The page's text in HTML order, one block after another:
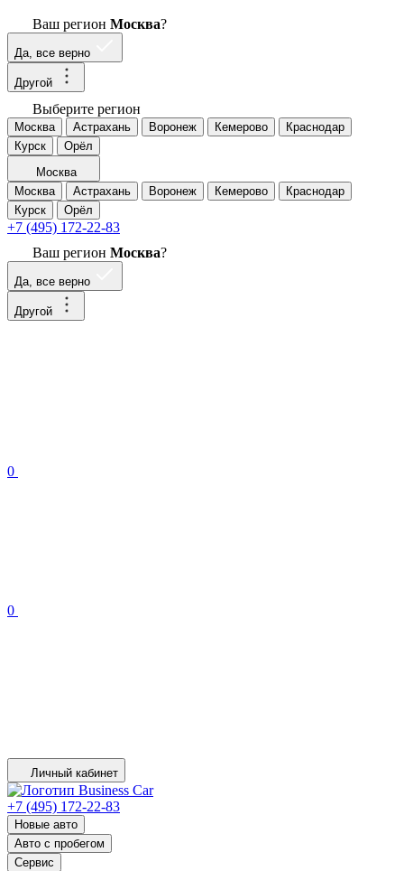
Ваш регион Москва?
Да, все верно
Другой
Выберите регион
Москва Астрахань Воронеж Кемерово
Краснодар
Курск
Орёл
Москва
Москва
Астрахань Воронеж Кемерово
Краснодар
Курск
Орёл
+7 (495) 172-22-83
Ваш регион Москва?
Да, все верно
Другой
0
0
Личный кабинет
+7 (495) 172-22-83
Новые авто
Авто с пробегом
Сервис